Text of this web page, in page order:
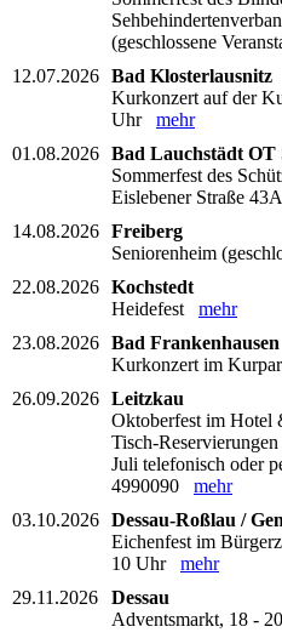
(geschlossene
12.07.2026 Bad Klosterlausnitz
Kurkonzert auf der
Uhr mehr
01.08.2026 Bad Lauchstädt OT
Sommerfest des
Eislebener Straße
14.08.2026 Freiberg
Seniorenheim
22.08.2026 Kochstedt
Heidefest mehr
23.08.2026 Bad Frankenhausen
Kurkonzert im
26.09.2026 Leitzkau
Oktoberfest im Hotel
Tisch-
Juli telefonisch oder
4990090 mehr
03.10.2026 Dessau-Roßlau /
Eichenfest im
10 Uhr mehr
29.11.2026
Dessau
Adventsmarkt, 18 -